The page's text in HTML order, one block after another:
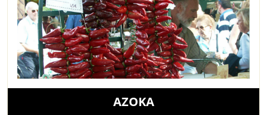
AZOKA